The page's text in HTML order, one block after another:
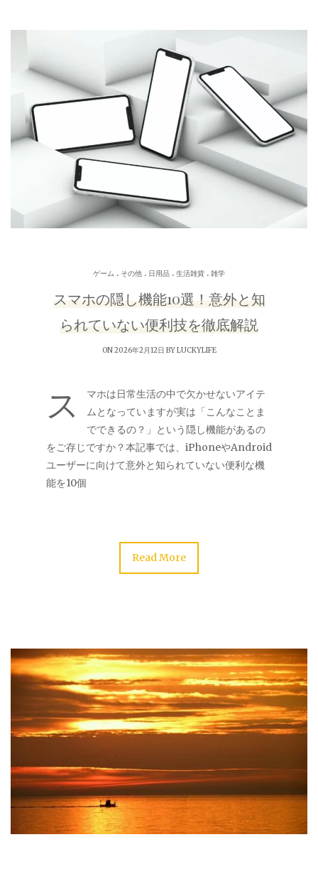
ゲーム . その他 . 日用品 . 生活雑貨 . 雑学
スマホの隠し機能10選！意外と知
られていない便利技を徹底解説
ON 2026年2月12日 BYLUCKYLIFE
ス
マホは日常生活の中で欠かせないアイテ
ムとなっていますが実は「こんなことま
でできるの？」という隠し機能があるの
をご存じですか？本記事では、iPhoneやAndroid
ユーザーに向けて意外と知られていない便利な機
能を10個
Read More